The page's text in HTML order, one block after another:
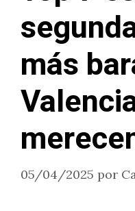
más
05/04/2025 por